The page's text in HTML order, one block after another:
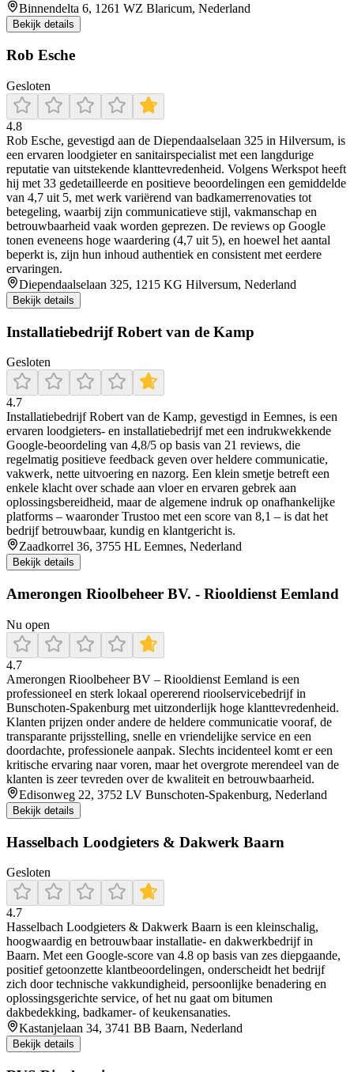
Binnendelta 6, 1261 WZ Blaricum, Nederland
Bekijk details
Rob Esche
Gesloten
4.8
Rob Esche, gevestigd aan de Diependaalselaan 325 in Hilversum, is
een ervaren loodgieter en sanitairspecialist met een langdurige
reputatie van uitstekende klanttevredenheid. Volgens Werkspot heeft
hij met 33 gedetailleerde en positieve beoordelingen een gemiddelde
van 4,7 uit 5, met werk variërend van badkamerrenovaties tot
betegeling, waarbij zijn communicatieve stijl, vakmanschap en
betrouwbaarheid vaak worden geprezen. De reviews op Google
tonen eveneens hoge waardering (4,7 uit 5), en hoewel het aantal
beperkt is, zijn hun inhoud authentiek en consistent met eerdere
ervaringen.
Diependaalselaan 325, 1215 KG Hilversum, Nederland
Bekijk details
Installatiebedrijf Robert van de Kamp
Gesloten
4.7
Installatiebedrijf Robert van de Kamp, gevestigd in Eemnes, is een
ervaren loodgieters- en installatiebedrijf met een indrukwekkende
Google-beoordeling van 4,8/5 op basis van 21 reviews, die
regelmatig positieve feedback geven over heldere communicatie,
vakwerk, nette uitvoering en nazorg. Een klein smetje betreft een
enkele klacht over schade aan vloer en ervaren gebrek aan
oplossingsbereidheid, maar de algemene indruk op onafhankelijke
platforms – waaronder Trustoo met een score van 8,1 – is dat het
bedrijf betrouwbaar, kundig en klantgericht is.
Zaadkorrel 36, 3755 HL Eemnes, Nederland
Bekijk details
Amerongen Rioolbeheer BV. - Riooldienst Eemland
Nu open
4.7
Amerongen Rioolbeheer BV – Riooldienst Eemland is een
professioneel en sterk lokaal opererend rioolservicebedrijf in
Bunschoten‑Spakenburg met uitzonderlijk hoge klanttevredenheid.
Klanten prijzen onder andere de heldere communicatie vooraf, de
transparante prijsstelling, snelle en vriendelijke service en een
doordachte, professionele aanpak. Slechts incidenteel komt er een
kritische ervaring naar voren, maar het overgrote merendeel van de
klanten is zeer tevreden over de kwaliteit en betrouwbaarheid.
Edisonweg 22, 3752 LV Bunschoten-Spakenburg, Nederland
Bekijk details
Hasselbach Loodgieters & Dakwerk Baarn
Gesloten
4.7
Hasselbach Loodgieters & Dakwerk Baarn is een kleinschalig,
hoogwaardig en betrouwbaar installatie- en dakwerkbedrijf in
Baarn. Met een Google-score van 4.8 op basis van zes diepgaande,
positief getoonzette klantbeoordelingen, onderscheidt het bedrijf
zich door technische vakkundigheid, persoonlijke benadering en
oplossingsgerichte service, of het nu gaat om bitumen
dakbedekking, badkamer- of keukensanaties.
Kastanjelaan 34, 3741 BB Baarn, Nederland
Bekijk details